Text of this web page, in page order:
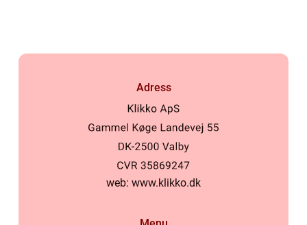
Adress
web: www.klikko.dk